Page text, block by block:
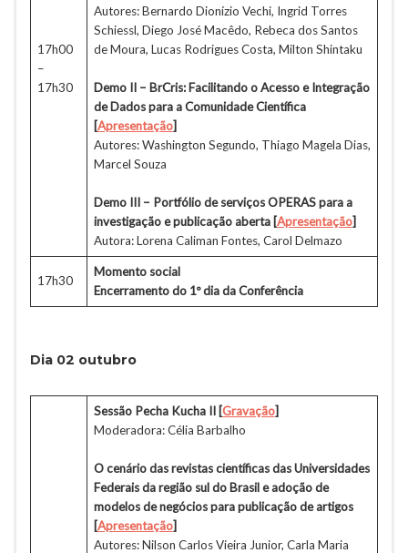
17h00
–
17h30
Autores: Bernardo Dionízio Vechi, Ingrid Torres
Schiessl, Diego José Macêdo, Rebeca dos Santos
de Moura, Lucas Rodrigues Costa, Milton Shintaku
Demo II – BrCris: Facilitando o Acesso e Integração
de Dados para a Comunidade Científica
[Apresentação]
Autores: Washington Segundo, Thiago Magela Dias,
Marcel Souza
Demo III – Portfólio de serviços OPERAS para a
investigação e publicação aberta [Apresentação]
Autora: Lorena Caliman Fontes, Carol Delmazo
17h30
Momento social
Encerramento do 1º dia da Conferência
Dia 02 outubro
Sessão Pecha Kucha II [Gravação]
Moderadora: Célia Barbalho
O cenário das revistas científicas das Universidades
Federais da região sul do Brasil e adoção de
modelos de negócios para publicação de artigos
[Apresentação]
Autores: Nilson Carlos Vieira Junior, Carla Maria